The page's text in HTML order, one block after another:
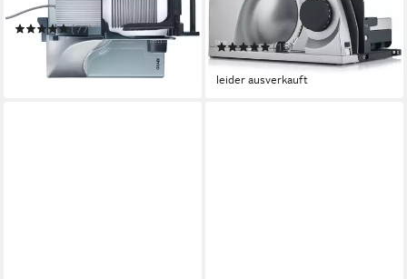
Allesschneider Master M 90
(77)
ab 338,00 €
leider ausverkauft
Allesschneider Mytiny
MT1000EU, silber
(15)
ab 294,99 €
leider ausverkauft